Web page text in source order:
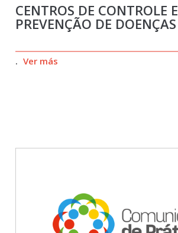
CENTROS DE CONTROLE E
PREVENÇÃO DE DOENÇAS
. Ver más